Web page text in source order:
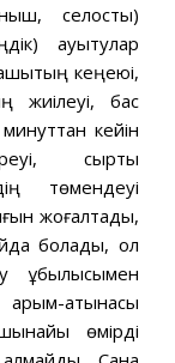
селқостық)
ауытқулар
кеңеюі,
жиілеуі, бас
кейін
сыртқы
төмендеуі
жоғалтады,
болады, ол
құбылысымен
қатынасы
өмірді